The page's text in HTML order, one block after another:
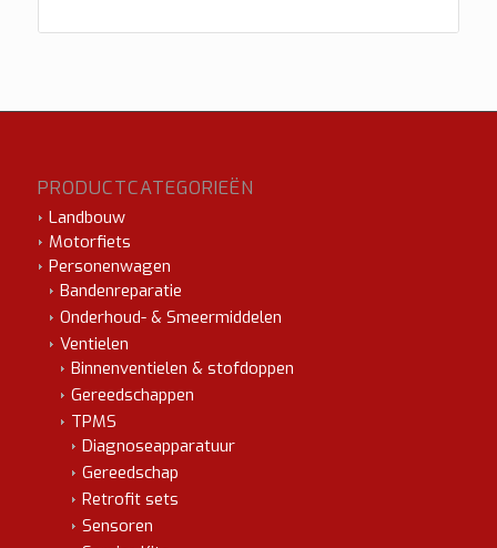
PRODUCTCATEGORIEËN
Landbouw
Motorfiets
Personenwagen
Bandenreparatie
Onderhoud- & Smeermiddelen
Ventielen
Binnenventielen & stofdoppen
Gereedschappen
TPMS
Diagnoseapparatuur
Gereedschap
Retrofit sets
Sensoren